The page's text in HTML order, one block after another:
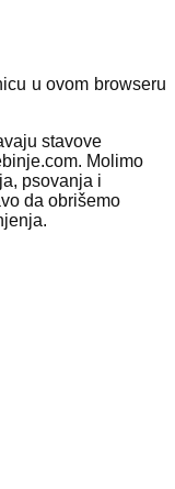
u ovom browseru
stavove
Molimo
psovanja i
da obrišemo